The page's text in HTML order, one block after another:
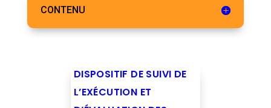
CONTENU
DISPOSITIF DE SUIVI DE
L’EXÉCUTION ET